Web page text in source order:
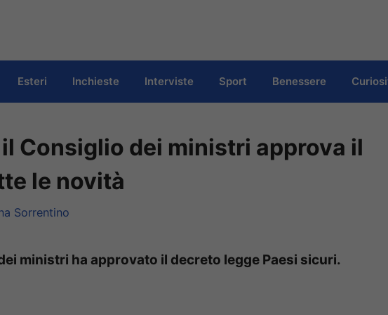
Esteri Inchieste Interviste Sport Benessere
Consiglio dei ministri approva il
le novità
Sorrentino
ministri ha approvato il decreto legge Paesi sicuri.